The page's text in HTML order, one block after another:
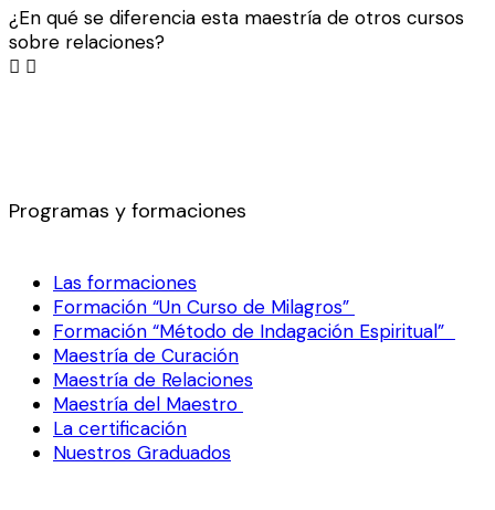
¿En qué se diferencia esta maestría de otros cursos
sobre relaciones?
Programas y formaciones
Las formaciones
Formación “Un Curso de Milagros”
Formación “Método de Indagación Espiritual”
Maestría de Curación
Maestría de Relaciones
Maestría del Maestro
La certificación
Nuestros Graduados